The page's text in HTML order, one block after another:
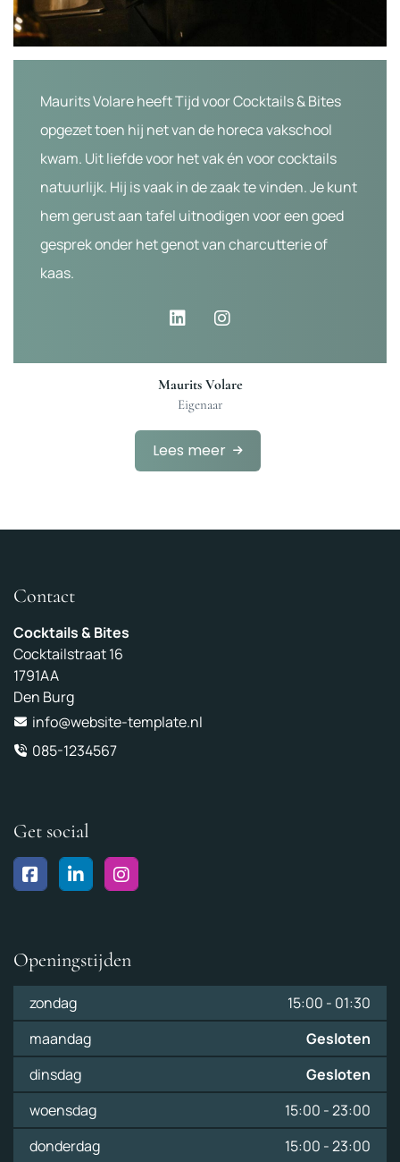
Maurits Volare heeft Tijd voor Cocktails & Bites
opgezet toen hij net van de horeca vakschool
kwam. Uit liefde voor het vak én voor cocktails
natuurlijk. Hij is vaak in de zaak te vinden. Je kunt
hem gerust aan tafel uitnodigen voor een goed
gesprek onder het genot van charcutterie of
kaas.
Maurits Volare
Eigenaar
Lees meer
Contact
Cocktails & Bites
Cocktailstraat 16
1791AA
Den Burg
info@website-template.nl
085-1234567
Get social
Openingstijden
zondag 15:00 - 01:30
maandag
Gesloten
dinsdag
Gesloten
woensdag
15:00 -23:00
donderdag
15:00 -23:00